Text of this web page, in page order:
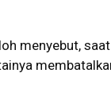
menyebut,